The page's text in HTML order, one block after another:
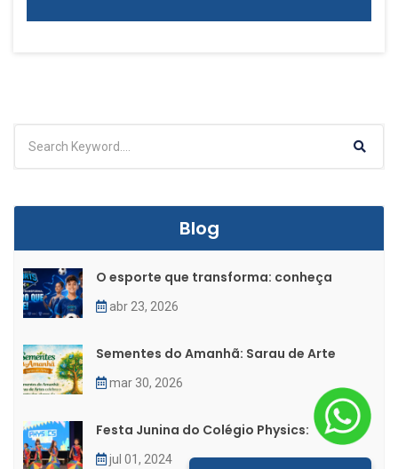
Blog
O esporte que transforma: conheça
abr 23, 2026
Sementes do Amanhã: Sarau de Arte
mar 30, 2026
Festa Junina do Colégio Physics:
jul 01, 2024